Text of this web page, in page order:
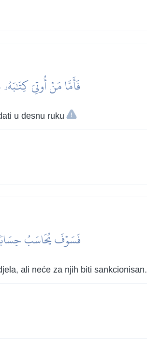
فَأَمَّا مَنۡ أُوتِيَ كِتَٰبَهُۥ
u desnu ruku
فَسَوۡفَ يُحَاسَبُ
ali neće za njih biti sankcionisan.